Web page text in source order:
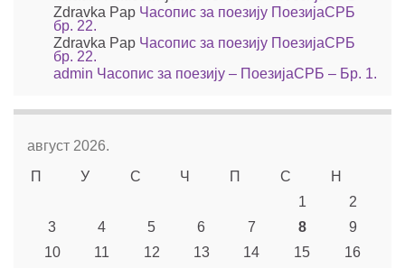
Zdravka Pap Часопис за поезију ПоезијаСРБ
бр. 22.
Zdravka Pap Часопис за поезију ПоезијаСРБ
бр. 22.
admin Часопис за поезију – ПоезијаСРБ – Бр. 1.
август 2026.
П
У С Ч П С
Н
1
2
3
4 5 6 7 8
9
10
11 12 13 14 15
16